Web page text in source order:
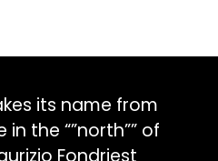
its name from
the “”north”” of
Fondriest